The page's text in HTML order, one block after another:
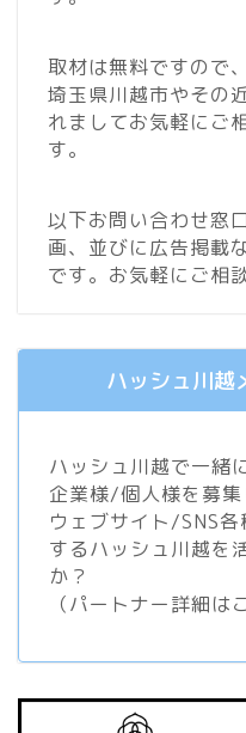
取材は無料ですので
埼玉県川越市やその
れましてお気軽にご
す。
以下お問い合わせ窓
画、並びに広告掲載
です。お気軽にご相
ハッシュ川越
ハッシュ川越で一緒
企業様/個人様を募集
ウェブサイト/SNS
するハッシュ川越を
か？
（パートナー詳細は